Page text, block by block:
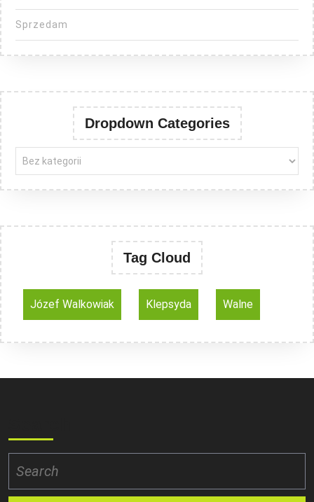
Sprzedam
Dropdown Categories
Tag Cloud
Józef Walkowiak Klepsyda Walne
for: